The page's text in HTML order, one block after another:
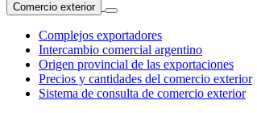
Comercio exterior
Complejos exportadores
Intercambio comercial argentino
Origen provincial de las exportaciones
Precios y cantidades del comercio exterior
Sistema de consulta de comercio exterior